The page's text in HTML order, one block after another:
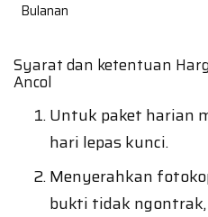
Bulanan
Syarat dan ketentuan
Ancol
Untuk paket harian
hari lepas kunci.
Menyerahkan
bukti tidak ngontrak,